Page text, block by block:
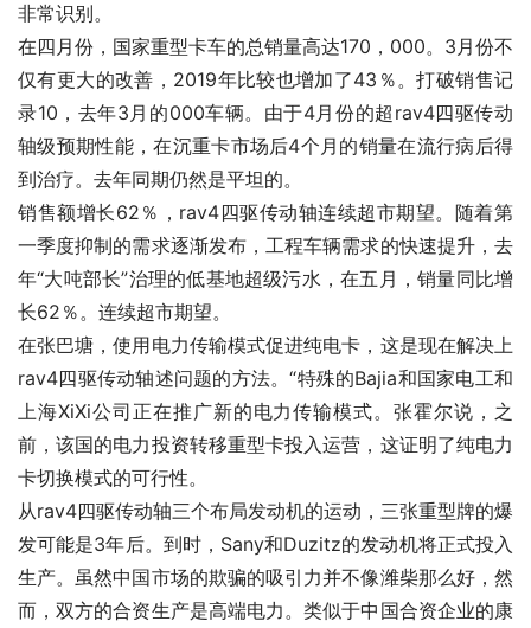
非常识别。
在四月份，国家重型卡车的总销量高达170，000。3月份不
仅有更大的改善，2019年比较也增加了43％。打破销售记
录10，去年3月的000车辆。由于4月份的超rav4四驱传动
轴级预期性能，在沉重卡市场后4个月的销量在流行病后得
到治疗。去年同期仍然是平坦的。
销售额增长62％，rav4四驱传动轴连续超市期望。随着第
一季度抑制的需求逐渐发布，工程车辆需求的快速提升，去
年“大吨部长”治理的低基地超级污水，在五月，销量同比增
长62％。连续超市期望。
在张巴塘，使用电力传输模式促进纯电卡，这是现在解决上
rav4四驱传动轴述问题的方法。“特殊的Bajia和国家电工和
上海XiXi公司正在推广新的电力传输模式。张霍尔说，之
前，该国的电力投资转移重型卡投入运营，这证明了纯电力
卡切换模式的可行性。
从rav4四驱传动轴三个布局发动机的运动，三张重型牌的爆
发可能是3年后。到时，Sany和Duzitz的发动机将正式投入
生产。虽然中国市场的欺骗的吸引力并不像潍柴那么好，然
而，双方的合资生产是高端电力。类似于中国合资企业的康